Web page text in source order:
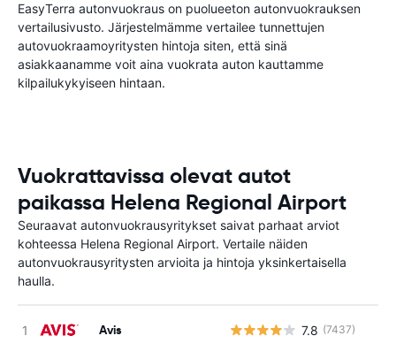
EasyTerra autonvuokraus on puolueeton autonvuokrauksen
vertailusivusto. Järjestelmämme vertailee tunnettujen
autovuokraamoyritysten hintoja siten, että sinä
asiakkaanamme voit aina vuokrata auton kauttamme
kilpailukykyiseen hintaan.
Vuokrattavissa olevat autot
paikassa Helena Regional Airport
Seuraavat autonvuokrausyritykset saivat parhaat arviot
kohteessa Helena Regional Airport. Vertaile näiden
autonvuokrausyritysten arvioita ja hintoja yksinkertaisella
haulla.
Avis 7.8 (7437)